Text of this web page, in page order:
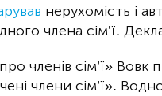
нерухомість і
члена сім’ї.
членів сім’ї» Вовк
члени сім’ї».